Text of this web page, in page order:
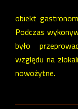
obiekt
Podczas
było
względu na
nowożytne.